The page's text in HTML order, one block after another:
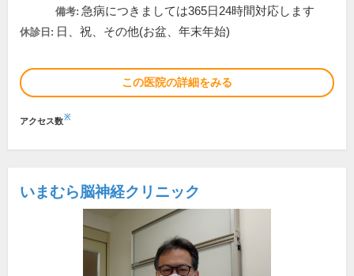
備考: 急病につきましては365日24時間対応します
休診日: 日、祝、その他(お盆、年末年始)
この医院の詳細をみる
アクセス数※
いまむら脳神経クリニック